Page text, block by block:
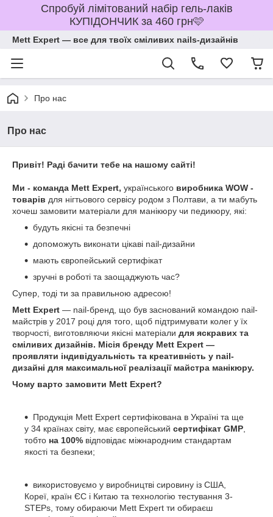
Спробуй лімітований набір гель-лаків
КУПІДОНЧИК за 460 грн🩷
Mett Expert — все для твоїх сміливих nails-дизайнів
Про нас
Про нас
Привіт! Раді бачити тебе на нашому сайті!
Ми - команда Mett Expert, українського виробника WOW -
товарів для нігтьового сервісу родом з Полтави, а ти мабуть
хочеш замовити матеріали для манікюру чи педикюру, які:
будуть якісні та безпечні
допоможуть виконати цікаві nail-дизайни
мають європейський сертифікат
зручні в роботі та заощаджують час?
Супер, тоді ти за правильною адресою!
Mett Expert — nail-бренд, що був заснований командою nail-
майстрів у 2017 році для того, щоб підтримувати колег у їх
творчості, виготовляючи якісні матеріали для яскравих та
сміливих дизайнів. Місія бренду Mett Expert —
проявляти індивідуальність та креативність у nail-
дизайні для максимальної реалізації майстра манікюру.
Чому варто замовити Mett Expert?
Продукція Mett Expert сертифікована в Україні та ще
у 34 країнах світу, має європейський сертифікат GMP
тобто на 100% відповідає міжнародним стандартам
якості та безпеки;
використовуємо у виробництві сировину із США,
Кореї, країн ЄС і Китаю та технологію тестування 3-
STEPs, тому обираючи Mett Expert ти обираєш